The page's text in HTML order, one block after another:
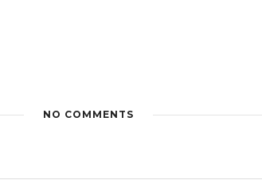
NO COMMENTS